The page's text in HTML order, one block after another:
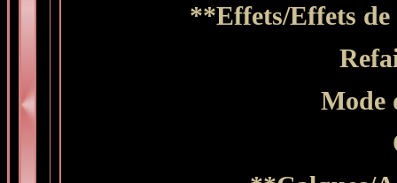
**Effets/Effets
Mode